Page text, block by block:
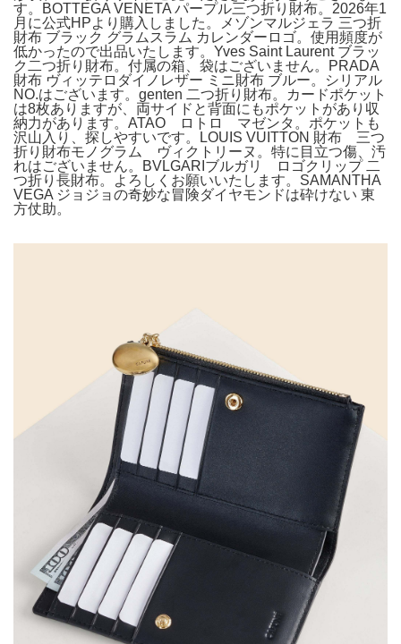
す。BOTTEGA VENETA パープル三つ折り財布。2026年1
月に公式HPより購入しました。メゾンマルジェラ 三つ折
財布 ブラック グラムスラム カレンダーロゴ。使用頻度が
低かったので出品いたします。Yves Saint Laurent ブラッ
ク二つ折り財布。付属の箱、袋はございません。PRADA
財布 ヴィッテロダイノレザー ミニ財布 ブルー。シリアル
NO.はございます。genten 二つ折り財布。カードポケット
は8枚ありますが、両サイドと背面にもポケットがあり収
納力があります。ATAO ロトロ マゼンタ。ポケットも
沢山入り、探しやすいです。LOUIS VUITTON 財布 三つ
折り財布モノグラム ヴィクトリーヌ。特に目立つ傷、汚
れはございません。BVLGARIブルガリ ロゴクリップ 二
つ折り長財布。よろしくお願いいたします。SAMANTHA
VEGA ジョジョの奇妙な冒険ダイヤモンドは砕けない 東
方仗助。